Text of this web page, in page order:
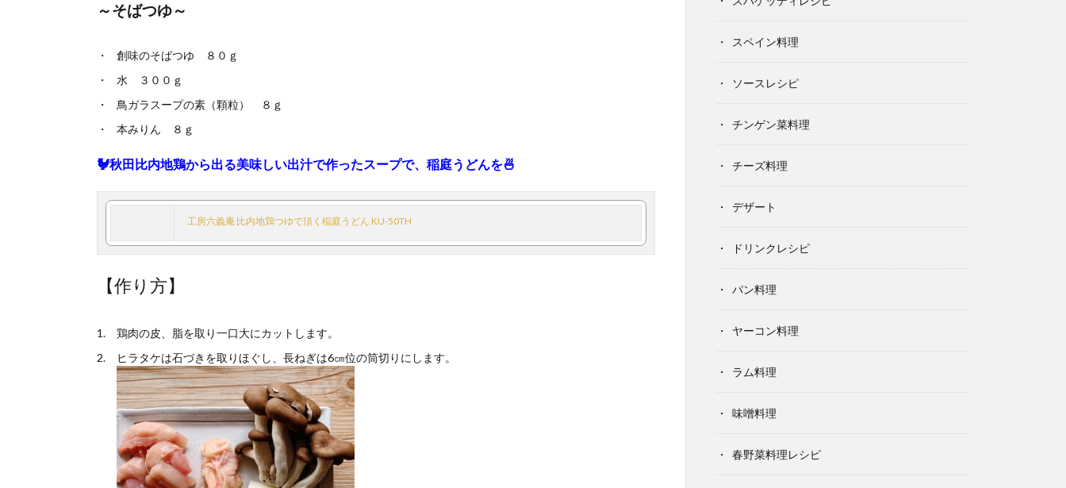
～そばつゆ～
創味のそばつゆ ８０ｇ
水 ３００ｇ
鳥ガラスープの素（顆粒） ８ｇ
本みりん ８ｇ
🐓秋田比内地鶏から出る美味しい出汁で作ったスープで、稲庭うどんを🍜
工房六義庵 比内地鶏つゆで頂く稲庭うどん KU-50TH
【作り方】
鶏肉の皮、脂を取り一口大にカットします。
ヒラタケは石づきを取りほぐし、長ねぎは6㎝位の筒切りにします。
スペイン料理
ソースレシピ
チンゲン菜料理
チーズ料理
デザート
ドリンクレシピ
パン料理
ヤーコン料理
ラム料理
味噌料理
春野菜料理レシピ